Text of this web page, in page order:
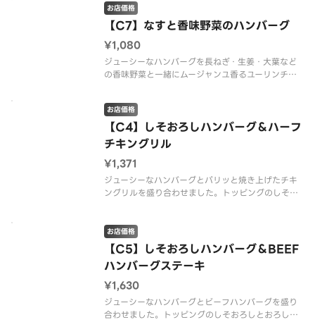
ルゲン情報は、デニーズのホームページをご確認く
ださい。
【C7】なすと香味野菜のハンバーグ
お店価格
¥1,080
ジューシーなハンバーグを長ねぎ・生姜・大葉など
の香味野菜と一緒にムージャンユ香るユーリンチー
は配達代行業者が行っております。※商品の栄養成
分・アレルゲン情報は、デニーズのホームページを
ご確認ください。
【C4】しそおろしハンバーグ＆ハーフ
チキングリル
お店価格
¥1,371
ジューシーなハンバーグとパリッと焼き上げたチキ
ングリルを盛り合わせました。トッピングのしそお
※商品の栄養成分・アレルゲン情報は、デニーズの
ホームページをご確認ください。
【C5】しそおろしハンバーグ＆BEEF
ハンバーグステーキ
お店価格
¥1,630
ジューシーなハンバーグとビーフハンバーグを盛り
合わせました。トッピングのしそおろしとおろしソ